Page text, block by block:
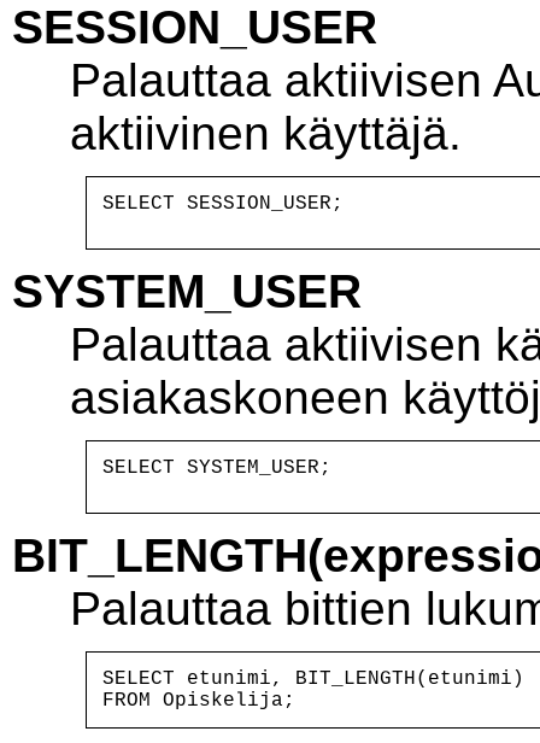
SESSION_USER
Palauttaa aktiivisen
aktiivinen käyttäjä.
SYSTEM_USER
Palauttaa aktiivisen
asiakaskoneen
Palauttaa bittien
SELECT etunimi, BIT_LENGTH(etunimi)